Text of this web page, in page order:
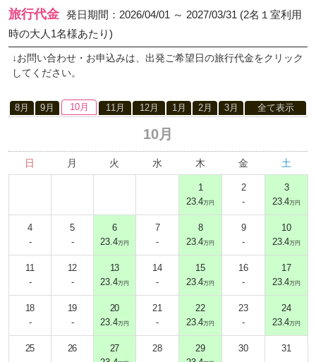
旅行代金 発日期間：2026/04/01 ～ 2027/03/31 (2名１室利用
時の大人1名様あたり)
↓お問い合わせ・お申込みは、出発ご希望日の旅行代金をクリック
してください。
8月 9月 10月 11月 12月 1月 2月 3月 全て表示
10月
日 月 火 水 木 金 土
1
23.4万円
2
-
3
23.4万円
4
-
5
-
6
23.4万円
7
-
8
23.4万円
9
-
10
23.4万円
11
-
12
-
13
23.4万円
14
-
15
23.4万円
16
-
17
23.4万円
18
-
19
-
20
23.4万円
21
-
22
23.4万円
23
-
24
23.4万円
25
26
27
28
29
30
31